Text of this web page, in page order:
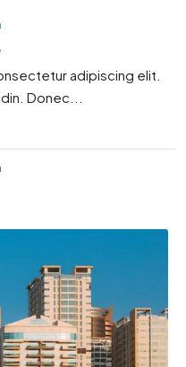
adipiscing elit.
Donec...